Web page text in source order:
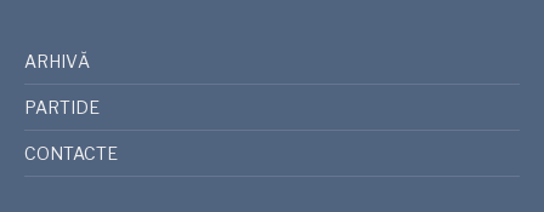
ARHIVĂ
PARTIDE
CONTACTE